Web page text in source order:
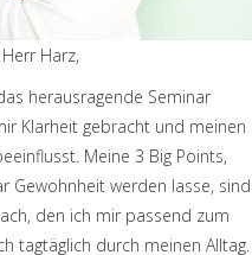
Harz,
herausragende Seminar
Klarheit gebracht und meinen
Meine 3 Big Points,
Gewohnheit werden lasse, sind
den ich mir passend zum
tagtäglich durch meinen Alltag.